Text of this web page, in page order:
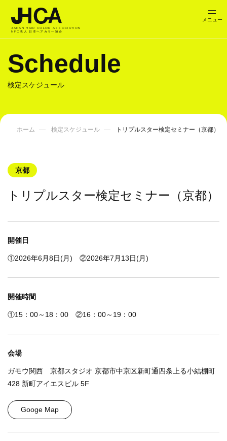
JAPAN HAIR COLOR ASSOCIATION
NPO法人 日本ヘアカラ―協会
Schedule
検定スケジュール
ホーム 検定スケジュール トリプルスター検定セミナー（京都）
京都
トリプルスター検定セミナー（京都）
開催日
①2026年6月8日(月) ②2026年7月13日(月)
開催時間
①15：00～18：00 ②16：00～19：00
会場
ガモウ関西 京都スタジオ 京都市中京区新町通四条上る小結棚町
428 新町アイエスビル 5F
Googe Map